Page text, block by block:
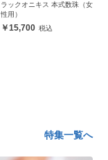
ラックオニキス 本式数珠（女
性用）
15,700
特集一覧へ